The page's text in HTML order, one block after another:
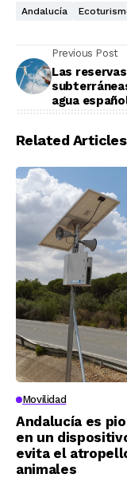
Andalucía
Previous Post
Las reservas
agua
Related Articles
Movilidad
Andalucía es
en un
evita el
animales